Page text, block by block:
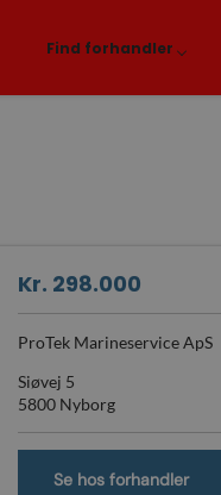
Find forhandler
Kr. 298.000
ProTek Marineservice ApS
Siøvej 5
5800 Nyborg
Se hos forhandler